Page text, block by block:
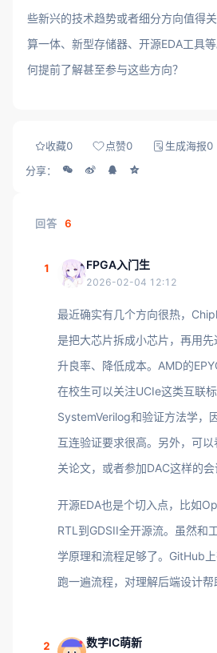
些新兴的技术趋势或者细分方向值得
算一体、新型存储器、开源EDA工具
何提前了解甚至参与这些方向？
收藏0 点赞0 生成海报0
分享：
回答 6
1 FPGA入门生
2026-02-04 12:12
最近确实有几个方向很热，
是把大芯片拆成小芯片，再用
升良率、降低成本。AMD的
在校生可以关注UCIe这类互联
SystemVerilog和验证方法学，
互连验证要求很高。另外，可
关论文，或者参加DAC这样的会
开源EDA也是个切入点，比如
RTL到GDSII全开源流。虽然和
学原理和流程足够了。GitHub
跑一遍流程，对理解后端设计帮
2 数字IC萌新